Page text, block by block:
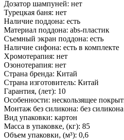
Дозатор шампуней: нет
Турецкая баня: нет
Наличие поддона: есть
Материал поддона: abs-пластик
Съемный экран поддона: есть
Наличие сифона: есть в комплекте
Хромотерапия: нет
Озонотерапия: нет
Страна бренда: Китай
Страна изготовитель: Китай
Гарантия, (лет): 10
Особенности: нескользящее
Монтаж без силикона: без силикона
Вид упаковки: картон
Масса в упаковке, (кг): 85
Объем упаковки, (м³): 0,6